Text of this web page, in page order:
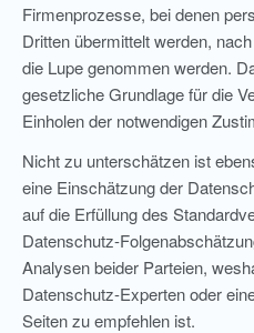
Firmenprozesse, bei denen
Dritten übermittelt werden,
die Lupe genommen werden.
gesetzliche Grundlage für die
Einholen der notwendigen
Nicht zu unterschätzen ist
eine Einschätzung der
auf die Erfüllung des
Datenschutz-
Analysen beider Parteien,
Datenschutz-Experten oder
Seiten zu empfehlen ist.